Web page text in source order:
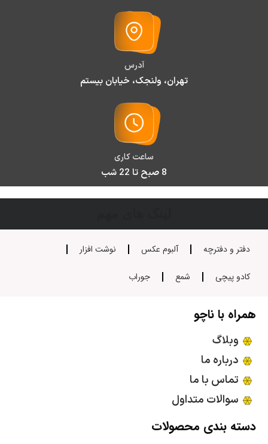
آدرس
تهران، ولنجک، خیابان بیستم
ساعت کاری
8 صبح تا 22 شب
دفتر و دفترچه آلبوم عکس نوشت افزار
کادو پیچی شمع جوراب
همراه با ناچو
وبلاگ
درباره ما
تماس با ما
سوالات متداول
دسته بندی محصولات